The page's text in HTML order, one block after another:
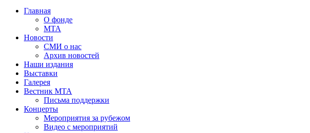
Главная
О фонде
МТА
Новости
СМИ о нас
Архив новостей
Наши издания
Выставки
Галерея
Вестник МТА
Письма поддержки
Концерты
Мероприятия за рубежом
Видео с мероприятий